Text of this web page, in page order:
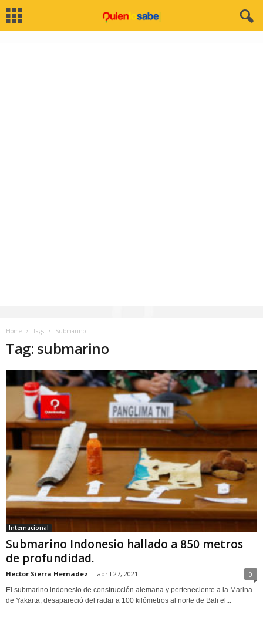
Home Tags Submarino
Tag: submarino
Internacional
Submarino Indonesio hallado a 850 metros
de profundidad.
Hector Sierra Hernadez - abril 27, 2021 0
El submarino indonesio de construcción alemana y perteneciente a la Marina
de Yakarta, desapareció del radar a 100 kilómetros al norte de Bali el...